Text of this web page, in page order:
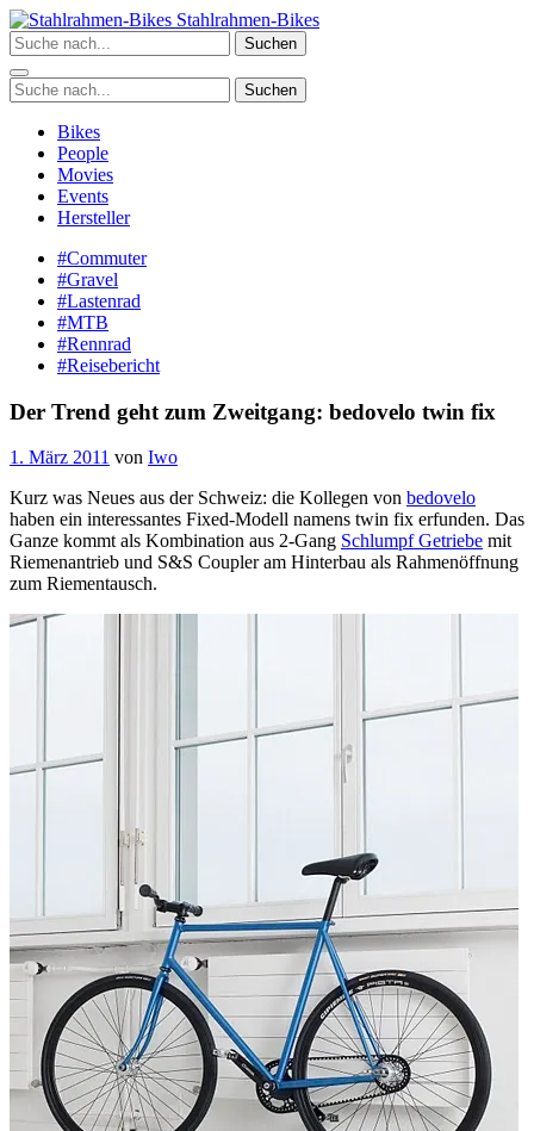
Zum
Inhalt
springen
Stahlrahmen-Bikes
Suchen
Suchen
Bikes
People
Movies
Events
Hersteller
#Commuter
#Gravel
#Lastenrad
#MTB
#Rennrad
#Reisebericht
Der Trend geht zum Zweitgang: bedovelo twin fix
1. März 2011 von Iwo
Kurz was Neues aus der Schweiz: die Kollegen von bedovelo
haben ein interessantes Fixed-Modell namens twin fix erfunden. Das
Ganze kommt als Kombination aus 2-Gang Schlumpf Getriebe mit
Riemenantrieb und S&S Coupler am Hinterbau als Rahmenöffnung
zum Riementausch.